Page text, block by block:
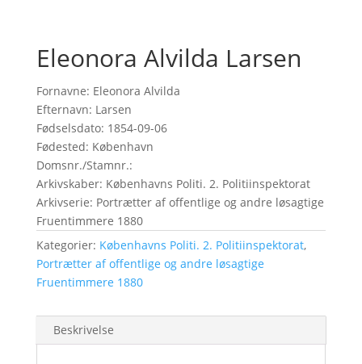
Eleonora Alvilda Larsen
Fornavne: Eleonora Alvilda
Efternavn: Larsen
Fødselsdato: 1854-09-06
Fødested: København
Domsnr./Stamnr.:
Arkivskaber: Københavns Politi. 2. Politiinspektorat
Arkivserie: Portrætter af offentlige og andre løsagtige
Fruentimmere 1880
Kategorier: Københavns Politi. 2. Politiinspektorat,
Portrætter af offentlige og andre løsagtige
Fruentimmere 1880
Beskrivelse